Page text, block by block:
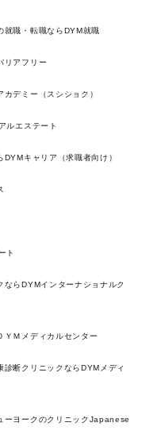
就職・転職ならDYM就職
リアフリー
デミー（スシショク）
ルエステート
キャリア（求職者向け）
ト
らDYMインターナショナルク
ＹＭメディカルセンター
断クリニックならDYMメディ
ーヨークのクリニックJapanese